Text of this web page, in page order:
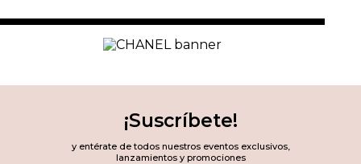
¡Suscríbete!
y entérate de todos nuestros eventos exclusivos,
lanzamientos y promociones